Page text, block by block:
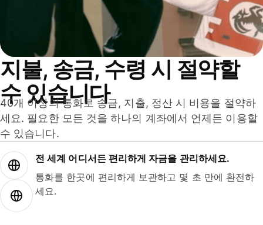
지불, 송금, 수령 시 절약할
수 있습니다
40개 이상의 통화로 송금, 지출, 정산 시 비용을 절약하
세요. 필요한 모든 것을 하나의 계좌에서 언제든 이용할
수 있습니다.
전 세계 어디서든 편리하게 자금을 관리하세요.
통화를 한곳에 편리하게 보관하고 몇 초 만에 환전하
세요.